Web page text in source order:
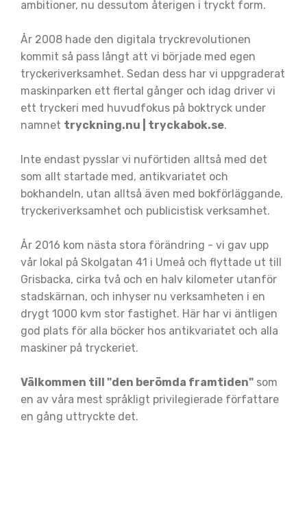
ambitioner, nu dessutom återigen i tryckt form.
År 2008 hade den digitala tryckrevolutionen
kommit så pass långt att vi började med egen
tryckeriverksamhet. Sedan dess har vi uppgraderat
maskinparken ett flertal gånger och idag driver vi
ett tryckeri med huvudfokus på boktryck under
namnet tryckning.nu | tryckabok.se.
Inte endast pysslar vi nuförtiden alltså med det
som allt startade med, antikvariatet och
bokhandeln, utan alltså även med bokförläggande,
tryckeriverksamhet och publicistisk verksamhet.
År 2016 kom nästa stora förändring - vi gav upp
vår lokal på Skolgatan 41 i Umeå och flyttade ut till
Grisbacka, cirka två och en halv kilometer utanför
stadskärnan, och inhyser nu verksamheten i en
drygt 1000 kvm stor fastighet. Här har vi äntligen
god plats för alla böcker hos antikvariatet och alla
maskiner på tryckeriet.
Välkommen till "den berömda framtiden" som
en av våra mest språkligt privilegierade författare
en gång uttryckte det.